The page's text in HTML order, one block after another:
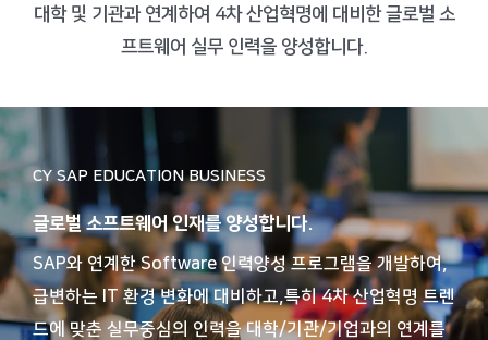
대학 및 기관과 연계하여 4차 산업혁명에 대비한 글로벌 소
프트웨어 실무 인력을 양성합니다.
CY SAP EDUCATION BUSINESS
글로벌 소프트웨어 인재를 양성합니다.
SAP와 연계한 Software 인력양성 프로그램을 개발하여,
급변하는 IT 환경 변화에 대비하고,특히 4차 산업혁명 트렌
드에 맞춘 실무중심의 인력을 대학/기관/기업과의 연계를